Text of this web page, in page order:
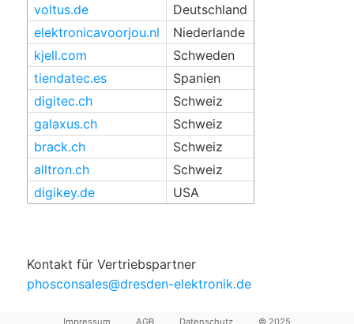
voltus.de
Deutschland
elektronicavoorjou.nl
Niederlande
kjell.com
Schweden
tiendatec.es
Spanien
digitec.ch
Schweiz
galaxus.ch
Schweiz
brack.ch
Schweiz
alltron.ch
Schweiz
digikey.de
USA
Kontakt für Vertriebspartner
phosconsales@dresden-elektronik.de
Impressum AGB Datenschutz © 2025